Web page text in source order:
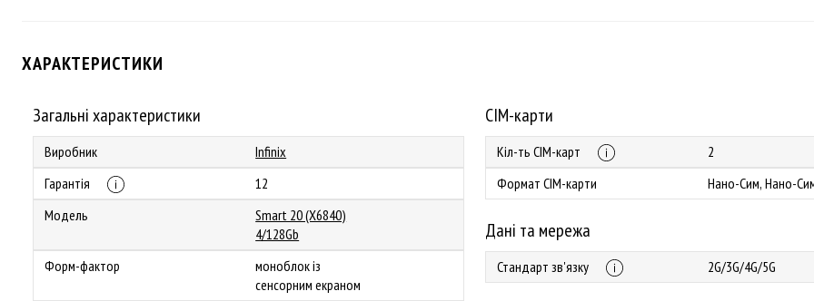
ХАРАКТЕРИСТИКИ
Загальні характеристики
Виробник
Infinix
Гарантія
12
Модель
Smart 20 (X6840)
4/128Gb
Форм-фактор
моноблок із
сенсорним екраном
СІМ-карти
Кіл-ть СІМ-карт
2
Формат СІМ-карти
Нано-Сим, Нано-
Дані та мережа
Стандарт зв'язку 2G/3G/4G/5G